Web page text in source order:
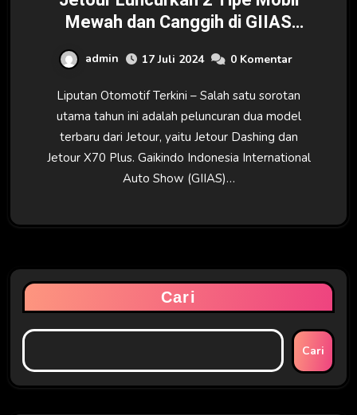
Mewah dan Canggih di GIIAS
admin 17 Juli 2024 0 Komentar
Liputan Otomotif Terkini – Salah satu sorotan
utama tahun ini adalah peluncuran dua model
terbaru dari Jetour, yaitu Jetour Dashing dan
Jetour X70 Plus. Gaikindo Indonesia International
Auto Show (GIIAS)…
Cari
Cari